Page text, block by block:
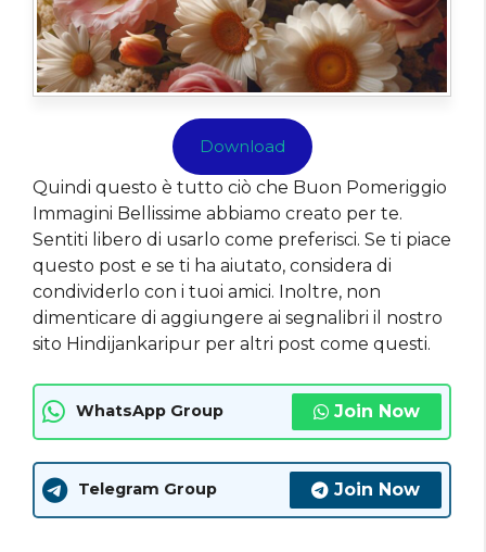
Download
Quindi questo è tutto ciò che Buon Pomeriggio
Immagini Bellissime abbiamo creato per te.
Sentiti libero di usarlo come preferisci. Se ti piace
questo post e se ti ha aiutato, considera di
condividerlo con i tuoi amici. Inoltre, non
dimenticare di aggiungere ai segnalibri il nostro
sito Hindijankaripur per altri post come questi.
WhatsApp Group Join Now
Telegram Group Join Now